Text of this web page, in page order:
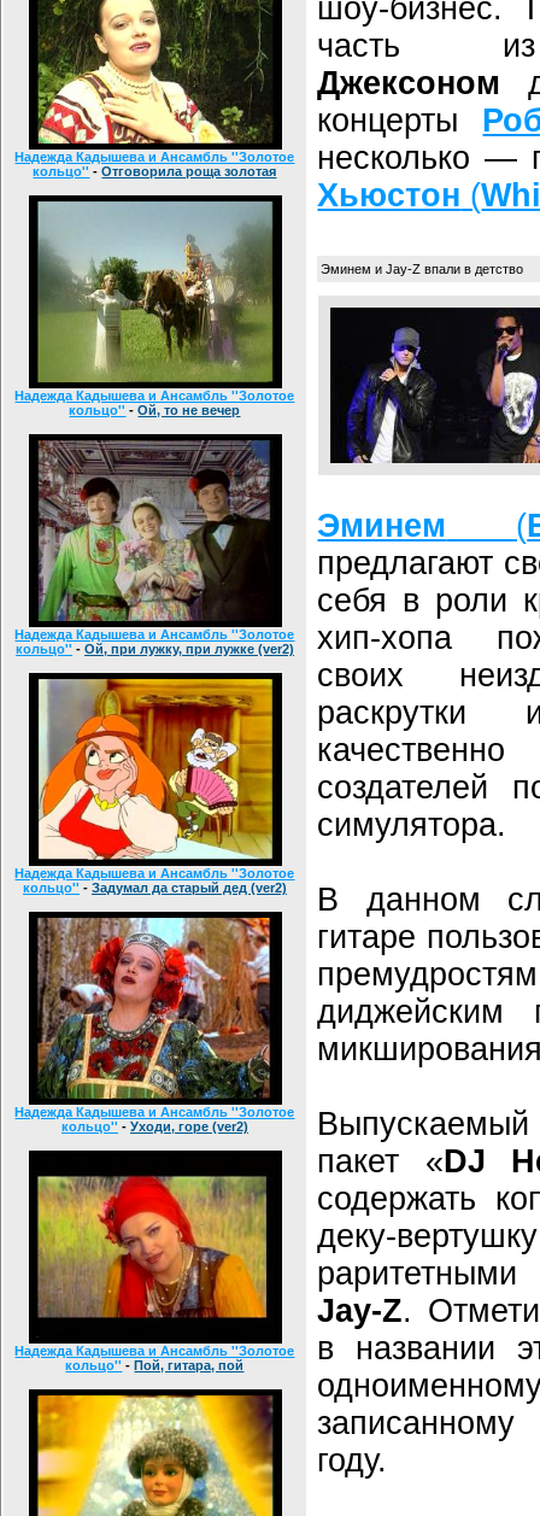
Надежда Кадышева и Ансамбль ''Золотое
кольцо'' -Отговорила роща золотая
Надежда Кадышева и Ансамбль ''Золотое
кольцо'' -Ой, то не вечер
Надежда Кадышева и Ансамбль ''Золотое
кольцо'' - Ой, при лужку, при лужке (ver2)
Надежда Кадышева и Ансамбль ''Золотое
кольцо'' - Задумал да старый дед (ver2)
Надежда Кадышева и Ансамбль ''Золотое
кольцо'' - Уходи, горе (ver2)
Надежда Кадышева и Ансамбль ''Золотое
кольцо'' -Пой, гитара, пой
шоу-бизнес.
часть из
Джексоном
концерты
несколько —
Хьюстон (
Эминем и Jay-Z впали в детство
Эминем (
предлагают
себя в роли
хип-хопа
своих
создателей
симулятора.
В данном
гитаре
диджейским
пакет «DJ
содержать
деку-
Jay-Z.
в названии
году.